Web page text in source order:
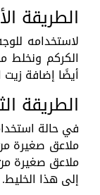
الطريقة
لاستخدامه
الكركم ونخلط
أيضًا إضافة زيت
الطريقة
في حالة
ملاعق صغيرة
ملاعق صغيرة
إلى هذا الخليط.